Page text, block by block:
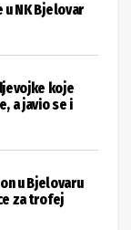
u NK Bjelovar
koje
a javio se i
u Bjelovaru
za trofej